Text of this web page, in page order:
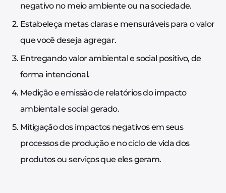
negativo no meio ambiente ou na sociedade.
Estabeleça metas claras e mensuráveis para o valor
que você deseja agregar.
Entregando valor ambiental e social positivo, de
forma intencional.
Medição e emissão de relatórios do impacto
ambiental e social gerado.
Mitigação dos impactos negativos em seus
processos de produção e no ciclo de vida dos
produtos ou serviços que eles geram.